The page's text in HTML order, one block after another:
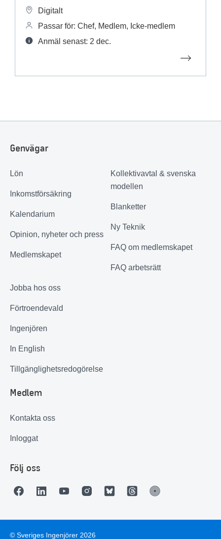
Digitalt
Passar för: Chef, Medlem, Icke-medlem
Anmäl senast: 2 dec.
Genvägar
Lön
Inkomstförsäkring
Kalendarium
Opinion, nyheter och press
Medlemskapet
Kollektivavtal & svenska
modellen
Blanketter
Ny Teknik
FAQ om medlemskapet
FAQ arbetsrätt
Jobba hos oss
Förtroendevald
Ingenjören
In English
Tillgänglighetsredogörelse
Medlem
Kontakta oss
Inloggat
Följ oss
© Sveriges Ingenjörer 2026